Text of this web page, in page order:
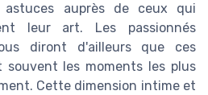
astuces auprès de ceux qui
leur art. Les passionnés
diront d'ailleurs que ces
souvent les moments les plus
Cette dimension intime et